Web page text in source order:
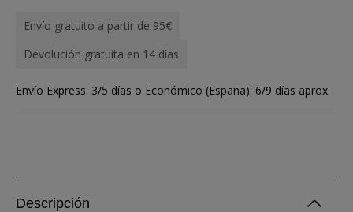
Envío gratuito a partir de 95€
Devolución gratuita en 14 días
Envío Express: 3/5 días o Económico (España): 6/9 días aprox.
Descripción